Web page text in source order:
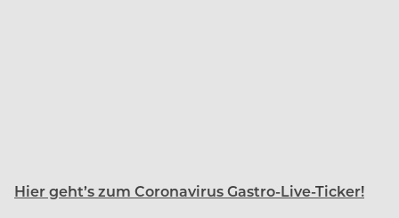
Hier geht’s zum Coronavirus Gastro-Live-Ticker!